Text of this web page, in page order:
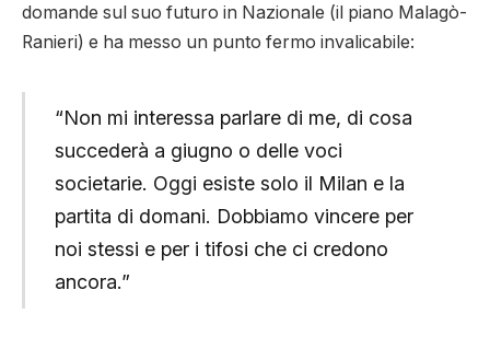
domande sul suo futuro in Nazionale (il piano Malagò-
Ranieri) e ha messo un punto fermo invalicabile:
“Non mi interessa parlare di me, di cosa
succederà a giugno o delle voci
societarie. Oggi esiste solo il Milan e la
partita di domani. Dobbiamo vincere per
noi stessi e per i tifosi che ci credono
ancora.”